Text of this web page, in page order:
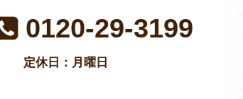
0120-29-3199
定休日：月曜日